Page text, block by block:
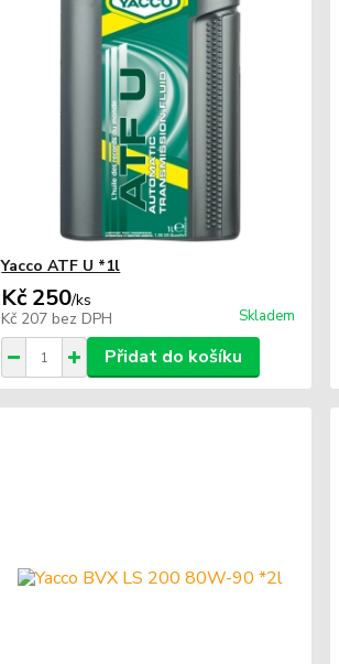
Yacco ATF U *1l
Kč 250/ks
Kč 207 bez DPH Skladem
Přidat do košíku